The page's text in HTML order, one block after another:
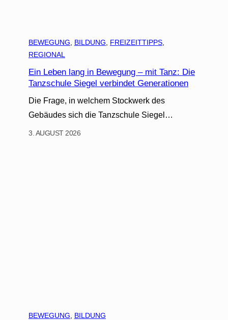
BEWEGUNG BILDUNG FREIZEITTIPPS
REGIONAL
Ein Leben lang in Bewegung – mit Tanz: Die
Tanzschule Siegel verbindet Generationen
Die Frage, in welchem Stockwerk des
Gebäudes sich die Tanzschule Siegel…
3. AUGUST 2026
BEWEGUNG BILDUNG